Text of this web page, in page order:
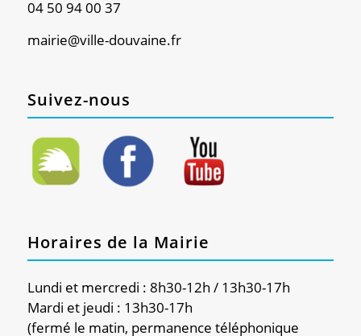
04 50 94 00 37
mairie@ville-douvaine.fr
Suivez-nous
Horaires de la Mairie
Lundi et mercredi : 8h30-12h / 13h30-17h
Mardi et jeudi : 13h30-17h
(fermé le matin, permanence téléphonique